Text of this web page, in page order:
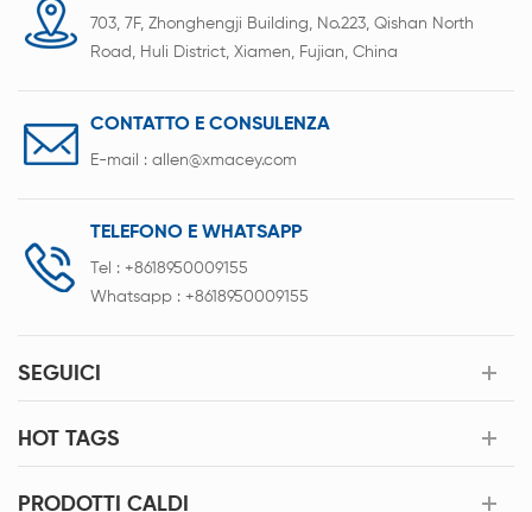
703, 7F, Zhonghengji Building, No.223, Qishan North
Road, Huli District, Xiamen, Fujian, China
CONTATTO E CONSULENZA
E-mail : allen@xmacey.com
TELEFONO E WHATSAPP
Tel : +8618950009155
Whatsapp : +8618950009155
SEGUICI
HOT TAGS
PRODOTTI CALDI